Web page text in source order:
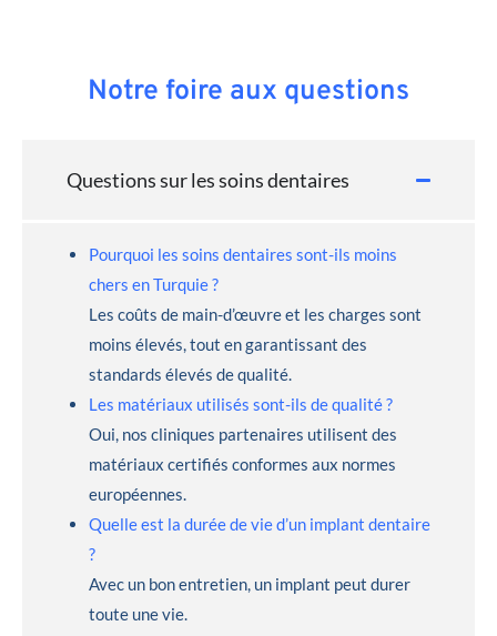
Notre foire aux questions
Questions sur les soins dentaires
Pourquoi les soins dentaires sont-ils moins
chers en Turquie ?
Les coûts de main-d’œuvre et les charges sont
moins élevés, tout en garantissant des
standards élevés de qualité.
Les matériaux utilisés sont-ils de qualité ?
Oui, nos cliniques partenaires utilisent des
matériaux certifiés conformes aux normes
européennes.
Quelle est la durée de vie d’un implant dentaire
?
Avec un bon entretien, un implant peut durer
toute une vie.